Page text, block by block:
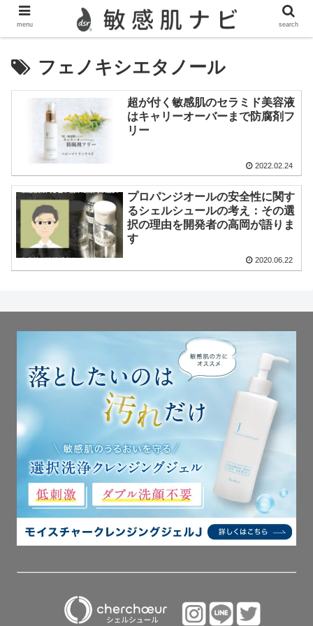
敏感肌,脂漏性皮膚炎,酒さ,ニキビのスキンケア情報を発信
フェノキシエタノール
超が付く敏感肌のセラミド美容液
はキャリーオーバーまで防腐剤フ
リー
2022.02.24
プロパンジオールの安全性に関す
るシェルシュールの考え：その選
択の理由を開発者の高岡が語りま
す
2020.06.22
menu search